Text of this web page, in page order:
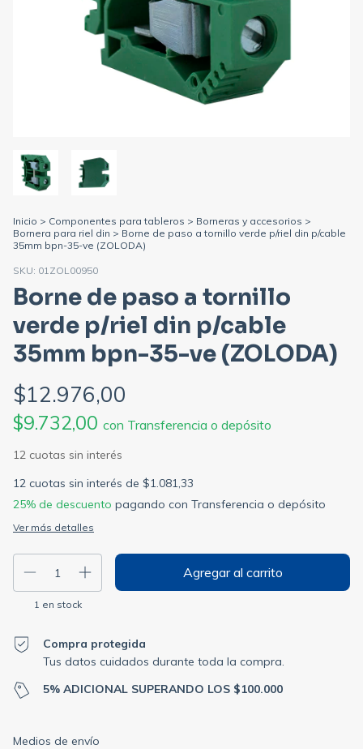
Inicio > Componentes para tableros > Borneras y accesorios >
Bornera para riel din > Borne de paso a tornillo verde p/riel din p/cable
35mm bpn-35-ve (ZOLODA)
SKU: 01ZOL00950
Borne de paso a tornillo
verde p/riel din p/cable
35mm bpn-35-ve (ZOLODA)
$12.976,00
$9.732,00 con Transferencia o depósito
12 cuotas sin interés de $1.081,33
25% de descuento pagando con Transferencia o depósito
Ver más detalles
1 en stock
Compra protegida
Tus datos cuidados durante toda la compra.
5% ADICIONAL SUPERANDO LOS $100.000
Entregas para el CP:
Medios de envío